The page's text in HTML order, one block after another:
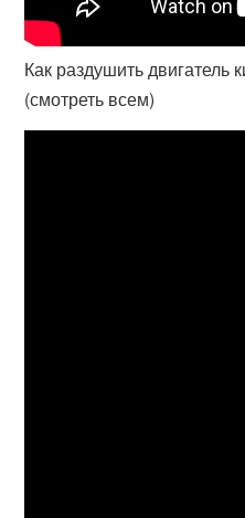
Как раздушить двигатель
(смотреть всем)